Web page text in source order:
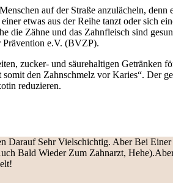
auf der Straße anzulächeln,
etwas aus der Reihe tanzt oder sich
die Zähne und das Zahnfleisch sind
Prävention e.V. (BVZP).
zucker- und säurehaltigen Getränken
den Zahnschmelz vor Karies“. Der
reduzieren.
Darauf Sehr Vielschichtig. Aber Bei
Bald Wieder Zum Zahnarzt,